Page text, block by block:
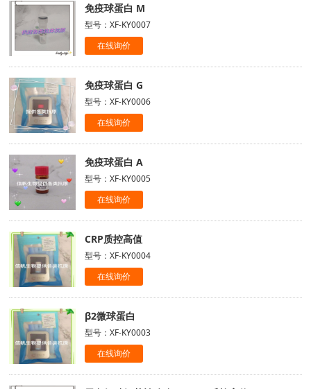
免疫球蛋白 M
型号：XF-KY0007
在线询价
免疫球蛋白 G
型号：XF-KY0006
在线询价
免疫球蛋白 A
型号：XF-KY0005
在线询价
CRP质控高值
型号：XF-KY0004
在线询价
β2微球蛋白
型号：XF-KY0003
在线询价